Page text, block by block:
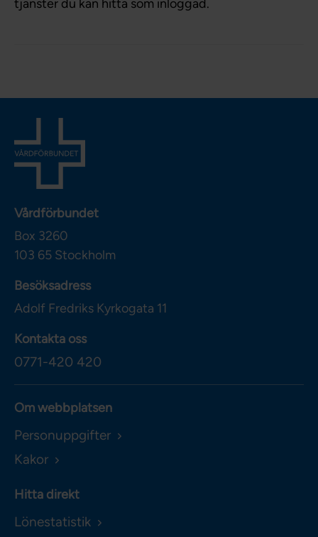
tjänster du kan hitta som inloggad.
Vårdförbundet
Box 3260
103 65 Stockholm
Besöksadress
Adolf Fredriks Kyrkogata 11
Kontakta oss
0771-420 420
Om webbplatsen
Personuppgifter
Kakor
Hitta direkt
Lönestatistik